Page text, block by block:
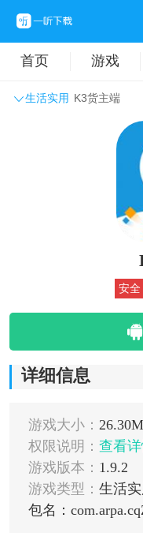
首页 游戏
生活实用 K3货主端
主题
拍摄
安全
详细信息
游戏大小： 26.30M
权限说明： 查看
游戏版本： 1.9.2
游戏类型： 生活实